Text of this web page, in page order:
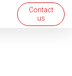
Contact
us